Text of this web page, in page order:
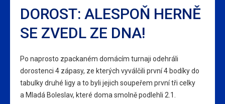
DOROST: ALESPOŇ HERNĚ
SE ZVEDL ZE DNA!
Po naprosto zpackaném domácím turnaji odehráli
dorostenci 4 zápasy, ze kterých vyválčili první 4 bodíky do
tabulky druhé ligy a to byli jejich soupeřem první tři celky
a Mladá Boleslav, které doma smolně podlehli 2.1.